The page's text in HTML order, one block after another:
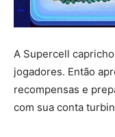
A Supercell
jogadores. Então
recompensas e
com sua conta